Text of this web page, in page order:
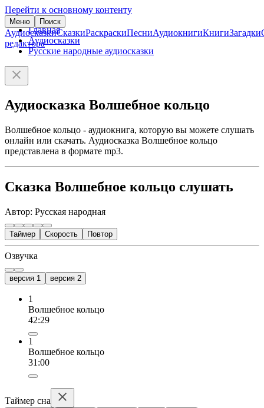
Перейти к основному контенту
Меню Поиск
АудиосказкиСказкиРаскраскиПесниАудиокнигиКнигиЗагадки
редактора
Главная
Аудиосказки
Русские народные аудиосказки
Аудиосказка Волшебное кольцо
Волшебное кольцо - аудиокнига, которую вы можете слушать
онлайн или скачать. Аудиосказка Волшебное кольцо
представлена в формате mp3.
Сказка Волшебное кольцо слушать
Автор: Русская народная
Таймер Скорость Повтор
Озвучка
версия 1 версия 2
1
Волшебное кольцо
42:29
1
Волшебное кольцо
31:00
Таймер сна